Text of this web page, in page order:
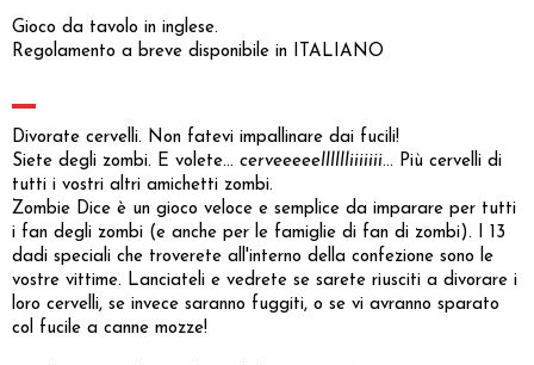
Gioco da tavolo in inglese.
Regolamento a breve disponibile in ITALIANO
Divorate cervelli. Non fatevi impallinare dai fucili!
Siete degli zombi. E volete... cerveeeeelllllliiiiiii... Più cervelli di
tutti i vostri altri amichetti zombi.
Zombie Dice è un gioco veloce e semplice da imparare per tutti
i fan degli zombi (e anche per le famiglie di fan di zombi). I 13
dadi speciali che troverete all'interno della confezione sono le
vostre vittime. Lanciateli e vedrete se sarete riusciti a divorare i
loro cervelli, se invece saranno fuggiti, o se vi avranno sparato
col fucile a canne mozze!